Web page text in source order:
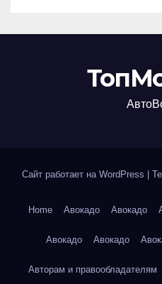
Сайт работает на WordPress
Home Авокадо Авокадо
Авокадо Авокадо
Авторам и правообладателям